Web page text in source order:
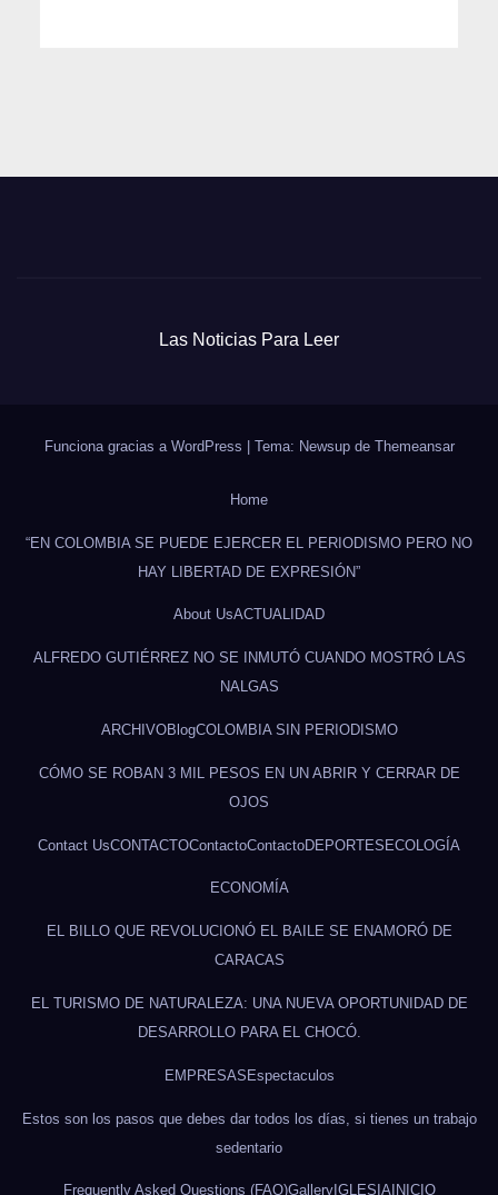
Las Noticias Para Leer
Funciona gracias a WordPress | Tema: Newsup de Themeansar
Home
“EN COLOMBIA SE PUEDE EJERCER EL PERIODISMO PERO NO
HAY LIBERTAD DE EXPRESIÓN”
About UsACTUALIDAD
ALFREDO GUTIÉRREZ NO SE INMUTÓ CUANDO MOSTRÓ LAS
NALGAS
ARCHIVOBlogCOLOMBIA SIN PERIODISMO
CÓMO SE ROBAN 3 MIL PESOS EN UN ABRIR Y CERRAR DE
OJOS
Contact UsCONTACTOContactoContactoDEPORTESECOLOGÍA
ECONOMÍA
EL BILLO QUE REVOLUCIONÓ EL BAILE SE ENAMORÓ DE
CARACAS
EL TURISMO DE NATURALEZA: UNA NUEVA OPORTUNIDAD DE
DESARROLLO PARA EL CHOCÓ.
EMPRESASEspectaculos
Estos son los pasos que debes dar todos los días, si tienes un trabajo
sedentario
Frequently Asked Questions (FAQ)GalleryIGLESIAINICIO